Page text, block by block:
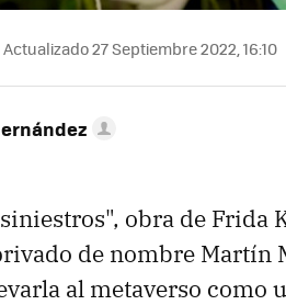
Actualizado 27 Septiembre 2022, 16:10
obra de Frida
de nombre Martín
al metaverso como